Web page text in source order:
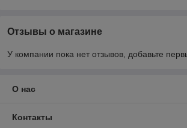
Отзывы о магазине
У компании пока нет отзывов, добавьте
О нас
Контакты